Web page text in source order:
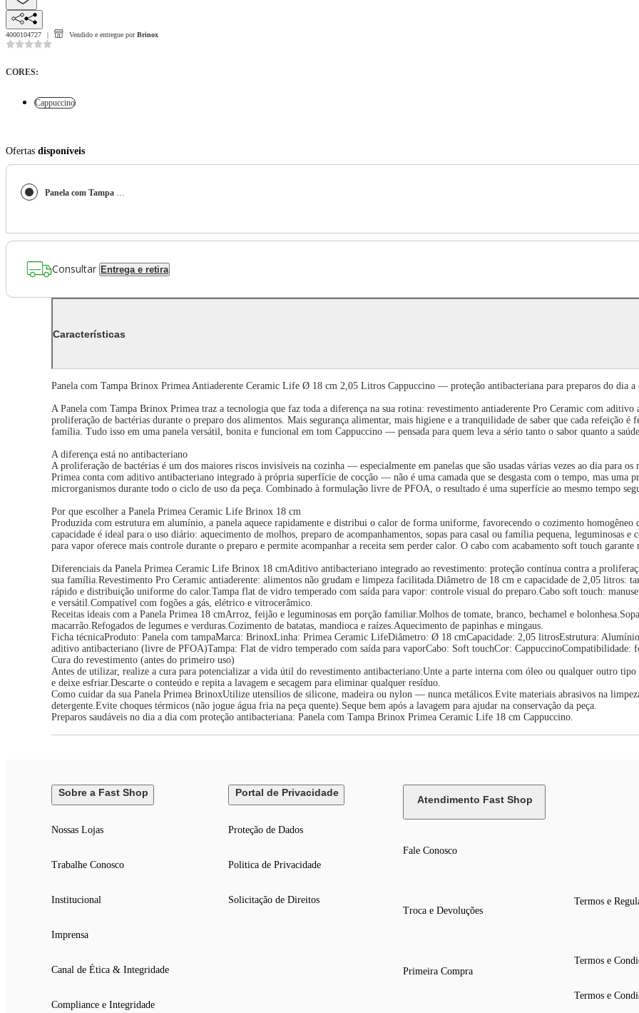
4000104727 Vendido e entregue por Brinox
CORES:
Cappuccino
Ofertas disponíveis
Panela com Tampa Brinox Primea Antiaderente Ceramic Life Ø18cm 2,05 Litros Cappuccino
Consultar Entrega e retira
Características
Panela com Tampa Brinox Primea Antiaderente Ceramic Life Ø 18 cm 2,05 Litros Cappuccino — proteção antibacteriana para preparos do dia a
A Panela com Tampa Brinox Primea traz a tecnologia que faz toda a diferença na sua rotina: revestimento antiaderente Pro Ceramic com
proliferação de bactérias durante o preparo dos alimentos. Mais segurança alimentar, mais higiene e a tranquilidade de saber que cada refeição é
família. Tudo isso em uma panela versátil, bonita e funcional em tom Cappuccino — pensada para quem leva a sério tanto o sabor quanto a
A diferença está no antibacteriano
A proliferação de bactérias é um dos maiores riscos invisíveis na cozinha — especialmente em panelas que são usadas várias vezes ao dia para
Primea conta com aditivo antibacteriano integrado à própria superfície de cocção — não é uma camada que se desgasta com o tempo, mas uma
microrganismos durante todo o ciclo de uso da peça. Combinado à formulação livre de PFOA, o resultado é uma superfície ao mesmo tempo
Por que escolher a Panela Primea Ceramic Life Brinox 18 cm
Produzida com estrutura em alumínio, a panela aquece rapidamente e distribui o calor de forma uniforme, favorecendo o cozimento
capacidade é ideal para o uso diário: aquecimento de molhos, preparo de acompanhamentos, sopas para casal ou família pequena, leguminosas
para vapor oferece mais controle durante o preparo e permite acompanhar a receita sem perder calor. O cabo com acabamento soft touch
Diferenciais da Panela Primea Ceramic Life Brinox 18 cmAditivo antibacteriano integrado ao revestimento: proteção contínua contra a
sua família.Revestimento Pro Ceramic antiaderente: alimentos não grudam e limpeza facilitada.Diâmetro de 18 cm e capacidade de 2,05 litros:
rápido e distribuição uniforme do calor.Tampa flat de vidro temperado com saída para vapor: controle visual do preparo.Cabo soft touch:
e versátil.Compatível com fogões a gás, elétrico e vitrocerâmico.
Receitas ideais com a Panela Primea 18 cmArroz, feijão e leguminosas em porção familiar.Molhos de tomate, branco, bechamel e
macarrão.Refogados de legumes e verduras.Cozimento de batatas, mandioca e raízes.Aquecimento de papinhas e mingaus.
Ficha técnicaProduto: Panela com tampaMarca: BrinoxLinha: Primea Ceramic LifeDiâmetro: Ø 18 cmCapacidade: 2,05 litrosEstrutura:
aditivo antibacteriano (livre de PFOA)Tampa: Flat de vidro temperado com saída para vaporCabo: Soft touchCor: CappuccinoCompatibilidade:
Cura do revestimento (antes do primeiro uso)
Antes de utilizar, realize a cura para potencializar a vida útil do revestimento antibacteriano:Unte a parte interna com óleo ou qualquer outro
e deixe esfriar.Descarte o conteúdo e repita a lavagem e secagem para eliminar qualquer resíduo.
Como cuidar da sua Panela Primea BrinoxUtilize utensílios de silicone, madeira ou nylon — nunca metálicos.Evite materiais abrasivos na
detergente.Evite choques térmicos (não jogue água fria na peça quente).Seque bem após a lavagem para ajudar na conservação da peça.
Preparos saudáveis no dia a dia com proteção antibacteriana: Panela com Tampa Brinox Primea Ceramic Life 18 cm Cappuccino.
Sobre a Fast Shop
Nossas Lojas
Trabalhe Conosco
Institucional
Imprensa
Canal de Ética & Integridade
Compliance e Integridade
Portal de Privacidade
Proteção de Dados
Politica de Privacidade
Solicitação de Direitos
Atendimento Fast Shop
Fale Conosco
Troca e Devoluções
Primeira Compra
Termos e
Termos e
Termos e